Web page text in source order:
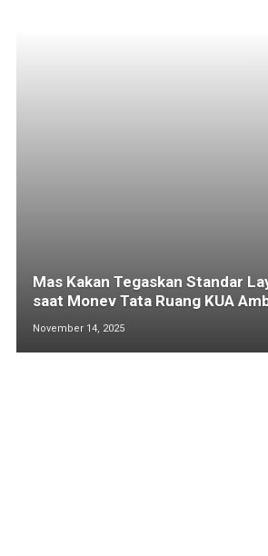
Mas Kakan Tegaskan Standar
saat Monev Tata Ruang KUA
November 14, 2025